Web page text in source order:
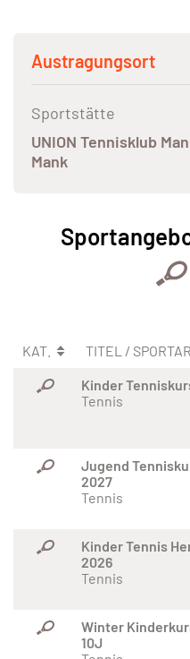
Austragungsort
Sportstätte
UNION Tennisklub
Mank
KAT. TITEL /
Kinder
Tennis
Jugend
2027
Tennis
Kinder Tennis
2026
Tennis
Winter
10J